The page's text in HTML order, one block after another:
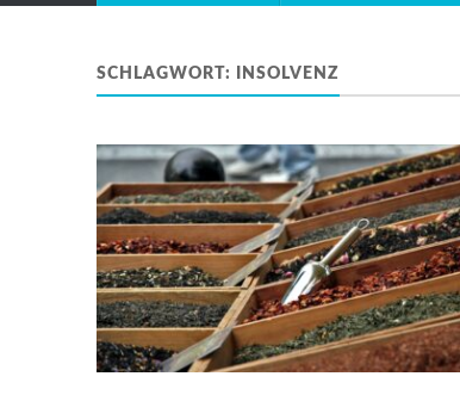
SCHLAGWORT: INSOLVENZ